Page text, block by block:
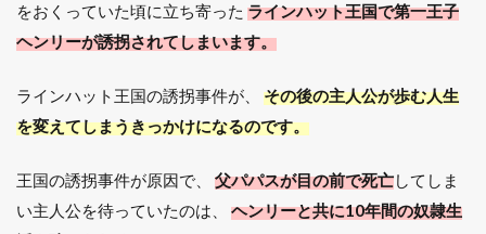
をおくっていた頃に立ち寄った ラインハット王国で第一王子
ヘンリーが誘拐されてしまいます。
ラインハット王国の誘拐事件が、
その後の主人公が歩む人生
を変えてしまうきっかけになるのです。
王国の誘拐事件が原因で、 父パパスが目の前で死亡してしま
い主人公を待っていたのは、
ヘンリーと共に10年間の奴隷生